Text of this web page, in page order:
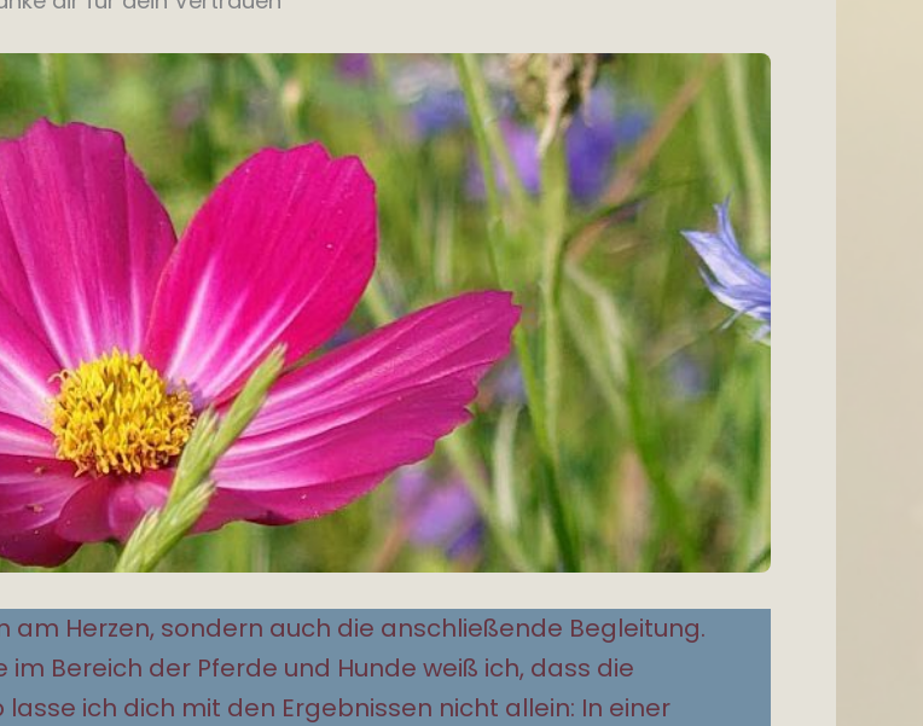
Herzen, sondern auch die anschließende Begleitung.
Bereich der Pferde und Hunde weiß ich, dass die
ich dich mit den Ergebnissen nicht allein: In einer